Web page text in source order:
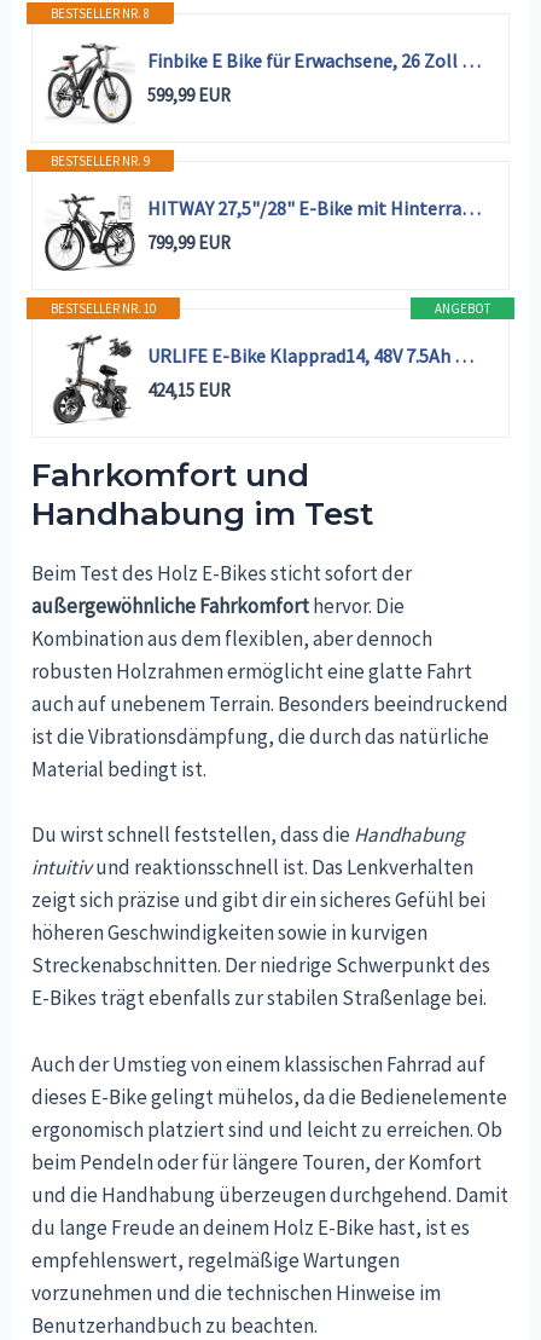
BESTSELLER NR. 8
Finbike E Bike für Erwachsene, 26 Zoll Elektrofahrräder 250W Motor Electric Bicycle mit 36V 10.4Ah Herausnehmbarem Akku, 60KM Reichweite, Ebike mit 7 Geschwindigkeiten, Schnellaufladung
599,99 EUR
BESTSELLER NR. 9
HITWAY 27,5"/28" E-Bike mit Hinterradmotor/Mittelmotor, 250W, 36V 13Ah Akku, bis zu 180 km Reichweite, 7-Gang, Pedelec Citybike Trekkingrad für Damen und Herren,Schwarz
799,99 EUR
ANGEBOT
BESTSELLER NR. 10
URLIFE E-Bike Klapprad14, 48V 7.5Ah Austauschbarem Akku für Lange Reichweite bis 60KM, Elektrofahrrad 250W Motor, 3 Fahrmodi, Sitzhöhe Verstellbar, Falt-Pedelec ebike für Herren Damen Schwarz
424,15 EUR
Fahrkomfort und
Handhabung im Test
Beim Test des Holz E-Bikes sticht sofort der
außergewöhnliche Fahrkomforthervor. Die
Kombination aus dem flexiblen, aber dennoch
robusten Holzrahmen ermöglicht eine glatte Fahrt
auch auf unebenem Terrain. Besonders beeindruckend
ist die Vibrationsdämpfung, die durch das natürliche
Material bedingt ist.
Du wirst schnell feststellen, dass dieHandhabung
intuitivund reaktionsschnell ist. Das Lenkverhalten
zeigt sich präzise und gibt dir ein sicheres Gefühl bei
höheren Geschwindigkeiten sowie in kurvigen
Streckenabschnitten. Der niedrige Schwerpunkt des
E-Bikes trägt ebenfalls zur stabilen Straßenlage bei.
Auch der Umstieg von einem klassischen Fahrrad auf
dieses E-Bike gelingt mühelos, da die Bedienelemente
ergonomisch platziert sind und leicht zu erreichen. Ob
beim Pendeln oder für längere Touren, der Komfort
und die Handhabung überzeugen durchgehend. Damit
du lange Freude an deinem Holz E-Bike hast, ist es
empfehlenswert, regelmäßige Wartungen
vorzunehmen und die technischen Hinweise im
Benutzerhandbuch zu beachten.